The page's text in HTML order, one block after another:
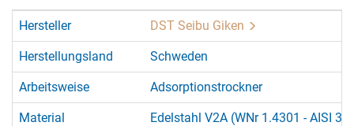
Hersteller DST Seibu Giken
Herstellungsland Schweden
Arbeitsweise Adsorptionstrockner
Material Edelstahl V2A (WNr 1.4301 - AISI